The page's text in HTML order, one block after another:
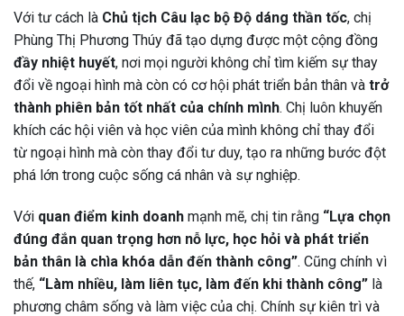
Với tư cách là Chủ tịch Câu lạc bộ Độ dáng thần tốc, chị
Phùng Thị Phương Thúy đã tạo dựng được một cộng đồng
đầy nhiệt huyết, nơi mọi người không chỉ tìm kiếm sự thay
đổi về ngoại hình mà còn có cơ hội phát triển bản thân và trở
thành phiên bản tốt nhất của chính mình. Chị luôn khuyến
khích các hội viên và học viên của mình không chỉ thay đổi
từ ngoại hình mà còn thay đổi tư duy, tạo ra những bước đột
phá lớn trong cuộc sống cá nhân và sự nghiệp.
Với quan điểm kinh doanh mạnh mẽ, chị tin rằng “Lựa chọn
đúng đắn quan trọng hơn nỗ lực, học hỏi và phát triển
bản thân là chìa khóa dẫn đến thành công”. Cũng chính vì
thế, “Làm nhiều, làm liên tục, làm đến khi thành công” là
phương châm sống và làm việc của chị. Chính sự kiên trì và